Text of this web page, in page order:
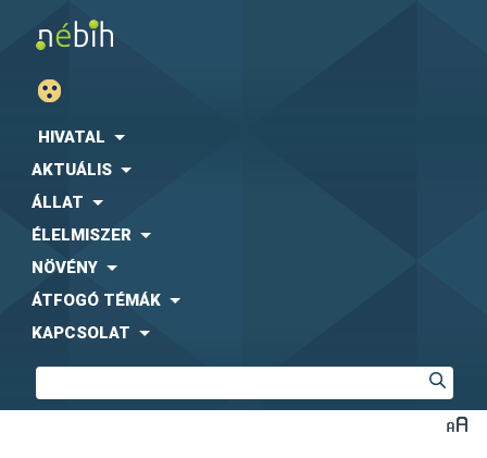
HIVATAL
AKTUÁLIS
ÁLLAT
ÉLELMISZER
NÖVÉNY
ÁTFOGÓ TÉMÁK
KAPCSOLAT